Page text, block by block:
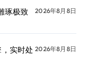
琢极致
2026年8月8日
实时处 2026年8月8日